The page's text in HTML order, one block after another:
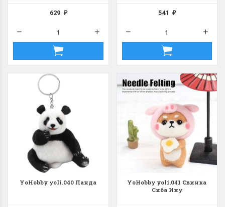
629 ₽ 541₽
YoHobby yoli.040 Панда
YoHobby yoli.041 Свинка
Сиба Ину